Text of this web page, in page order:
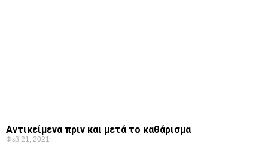
Αντικείμενα πριν και μετά το καθάρισμα
Φεβ 21, 2021